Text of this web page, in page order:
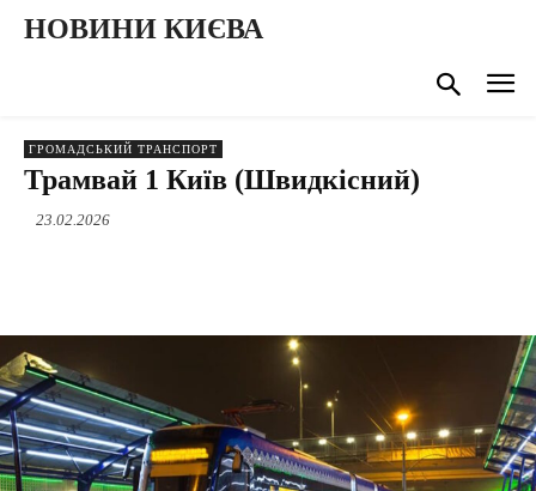
НОВИНИ КИЄВА
ГРОМАДСЬКИЙ ТРАНСПОРТ
Трамвай 1 Київ (Швидкісний)
23.02.2026